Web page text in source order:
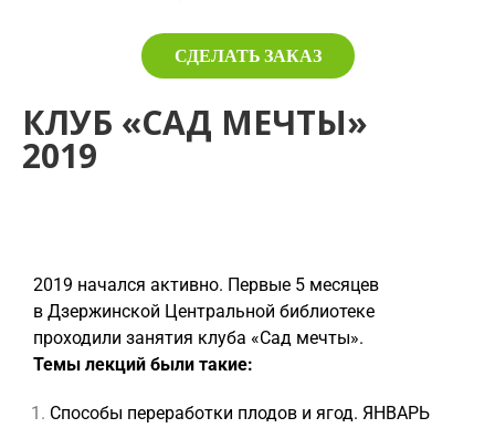
СДЕЛАТЬ ЗАКАЗ
КЛУБ «САД МЕЧТЫ»
2019
2019 начался активно. Первые 5 месяцев
в Дзержинской Центральной библиотеке
проходили занятия клуба «Сад мечты».
Темы лекций были такие:
Способы переработки плодов и ягод. ЯНВАРЬ